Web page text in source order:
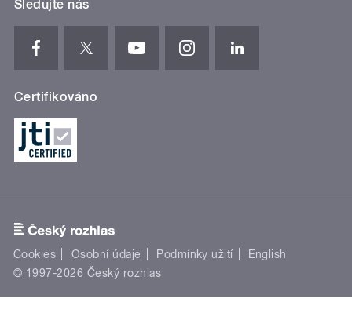
Sledujte nás
Certifikováno
Cookies Osobní údaje Podmínky užití
English
© 1997-2026 Český rozhlas